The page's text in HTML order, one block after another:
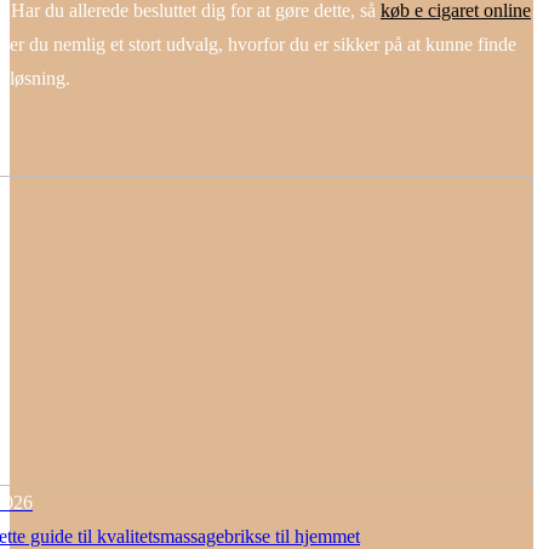
Har du allerede besluttet dig for at gøre dette, så køb e cigaret online
du nemlig et stort udvalg, hvorfor du er sikker på at kunne finde
løsning.
guide til kvalitetsmassagebrikse til hjemmet